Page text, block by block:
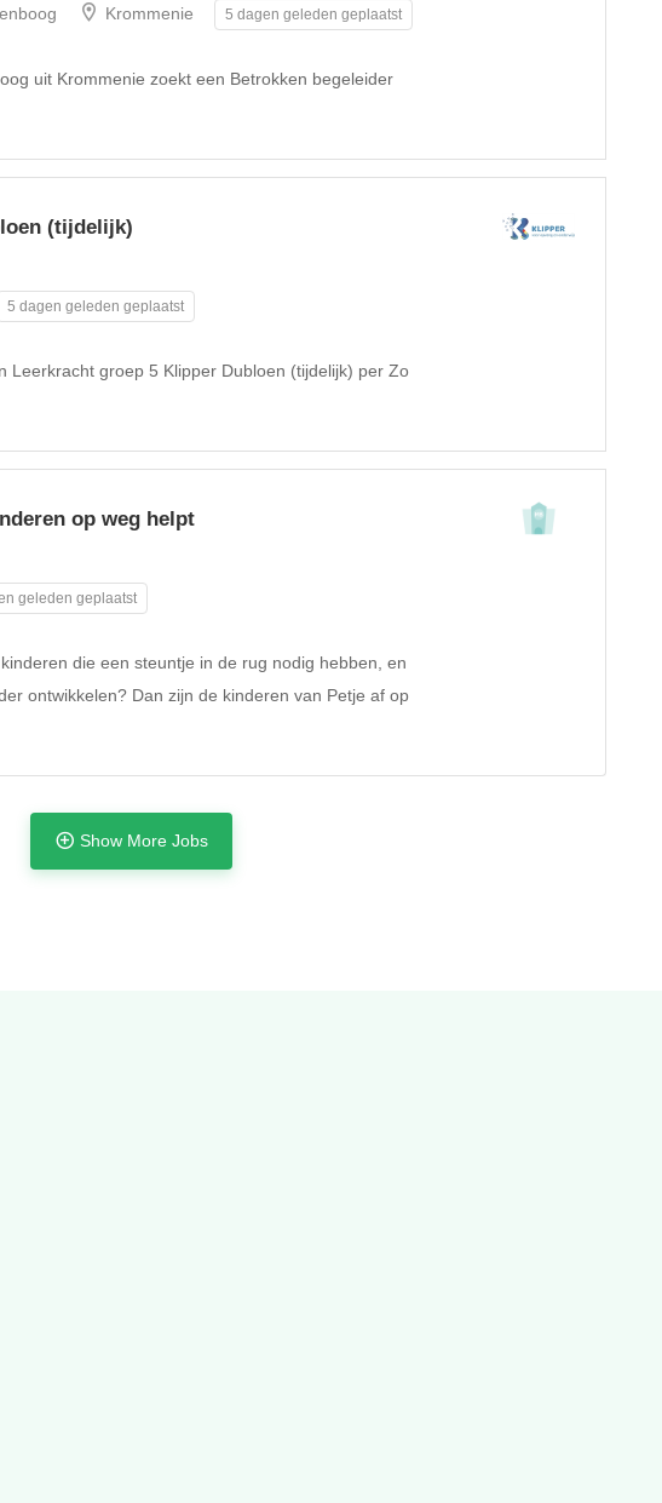
Krommenie 5 dagen geleden geplaatst
uit Krommenie zoekt een Betrokken begeleider
(tijdelijk)
5 dagen geleden geplaatst
Leerkracht groep 5 Klipper Dubloen (tijdelijk) per Zo
op weg helpt
geleden geplaatst
die een steuntje in de rug nodig hebben, en
ontwikkelen? Dan zijn de kinderen van Petje af op
Show More Jobs